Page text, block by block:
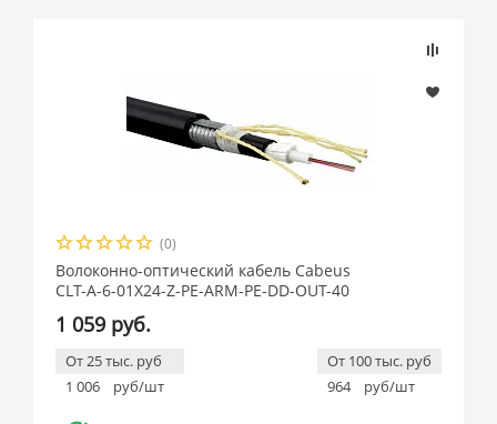
(0)
Волоконно-оптический кабель Cabeus
CLT-A-6-01X24-Z-PE-ARM-PE-DD-OUT-40
1 059 руб.
От 25 тыс. руб
1 006
руб/шт
От 100 тыс. руб
964
руб/шт